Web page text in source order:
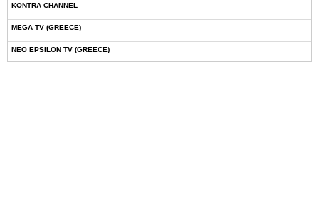
KONTRA CHANNEL
MEGA TV (GREECE)
NEO EPSILON TV (GREECE)